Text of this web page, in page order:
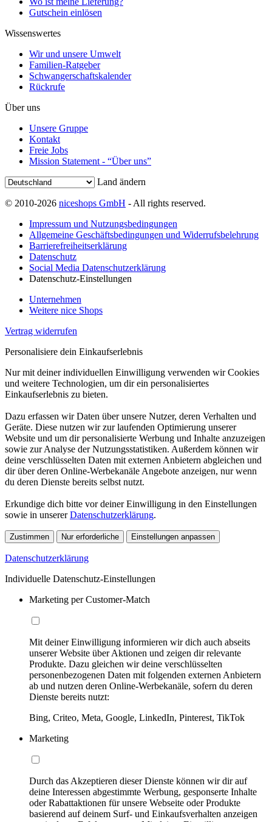
Gutschein einlösen
Wissenswertes
Wir und unsere Umwelt
Familien-Ratgeber
Schwangerschaftskalender
Rückrufe
Über uns
Unsere Gruppe
Kontakt
Freie Jobs
Mission Statement - “Über uns”
Land ändern
© 2010-2026 niceshops GmbH - All rights reserved.
Impressum und Nutzungsbedingungen
Allgemeine Geschäftsbedingungen und Widerrufsbelehrung
Barrierefreiheitserklärung
Datenschutz
Social Media Datenschutzerklärung
Datenschutz-Einstellungen
Unternehmen
Weitere nice Shops
Vertrag widerrufen
Personalisiere dein Einkaufserlebnis
Nur mit deiner individuellen Einwilligung verwenden wir Cookies
und weitere Technologien, um dir ein personalisiertes
Einkaufserlebnis zu bieten.
Dazu erfassen wir Daten über unsere Nutzer, deren Verhalten und
Geräte. Diese nutzen wir zur laufenden Optimierung unserer
Website und um dir personalisierte Werbung und Inhalte anzuzeigen
sowie zur Analyse der Nutzungsstatistiken. Außerdem können wir
deine verschlüsselten Daten mit externen Anbietern abgleichen und
dir über deren Online-Werbekanäle Angebote anzeigen, nur wenn
du deren Dienste bereits selbst nutzt.
Erkundige dich bitte vor deiner Einwilligung in den Einstellungen
sowie in unsererDatenschutzerklärung.
Zustimmen Nur erforderliche Einstellungen anpassen
Datenschutzerklärung
Individuelle Datenschutz-Einstellungen
Marketing per Customer-Match
Mit deiner Einwilligung informieren wir dich auch abseits
unserer Website über Aktionen und zeigen dir relevante
Produkte. Dazu gleichen wir deine verschlüsselten
personenbezogenen Daten mit folgenden externen Anbietern
ab und nutzen deren Online-Werbekanäle, sofern du deren
Dienste bereits nutzt:
Bing, Criteo, Meta, Google, LinkedIn, Pinterest, TikTok
Marketing
Durch das Akzeptieren dieser Dienste können wir dir auf
deine Interessen abgestimmte Werbung, gesponserte Inhalte
oder Rabattaktionen für unsere Webseite oder Produkte
basierend auf deinem Surf- und Einkaufsverhalten anzeigen